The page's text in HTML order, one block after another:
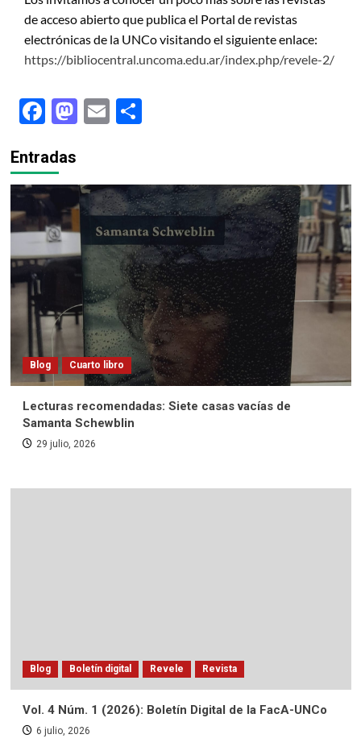
de acceso abierto que publica el Portal de revistas
electrónicas de la UNCo visitando el siguiente enlace:
https://bibliocentral.uncoma.edu.ar/index.php/revele-2/
Facebook
Mastodon
Email
Entradas
Blog Cuarto libro
Lecturas recomendadas: Siete casas vacías de
Samanta Schewblin
29 julio, 2026
Blog Boletín digital Revele Revista
Vol. 4 Núm. 1 (2026): Boletín Digital de la FacA-UNCo
6 julio, 2026